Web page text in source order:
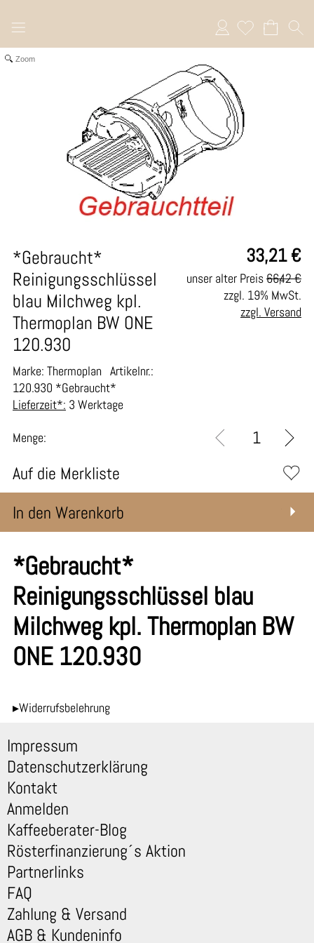
Anmelden
Zoom
33,21€
*Gebraucht*
Reinigungsschlüssel
blau Milchweg kpl.
Thermoplan BW ONE
120.930
Marke: Thermoplan Artikelnr.:
120.930 *Gebraucht*
Lieferzeit*: 3 Werktage
unser alter Preis66,42 €
zzgl. 19% MwSt.
zzgl. Versand
Menge:
Auf die Merkliste
In den Warenkorb
*Gebraucht*
Reinigungsschlüssel blau
Milchweg kpl. Thermoplan BW
ONE 120.930
▸Widerrufsbelehrung
Impressum
Datenschutzerklärung
Kontakt
Anmelden
Kaffeeberater-Blog
Rösterfinanzierung´s Aktion
Partnerlinks
FAQ
Zahlung & Versand
AGB & Kundeninfo